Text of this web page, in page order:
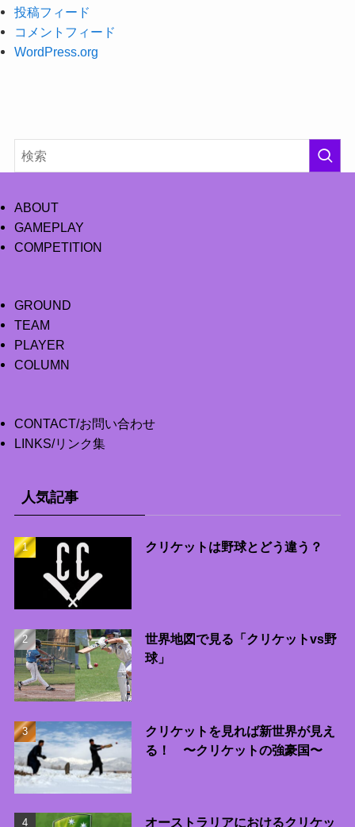
投稿フィード
コメントフィード
WordPress.org
ABOUT
GAMEPLAY
COMPETITION
GROUND
TEAM
PLAYER
COLUMN
CONTACT/お問い合わせ
LINKS/リンク集
人気記事
クリケットは野球とどう違う？
世界地図で見る「クリケットvs野
球」
クリケットを見れば新世界が見え
る！ 〜クリケットの強豪国〜
オーストラリアにおけるクリケッ